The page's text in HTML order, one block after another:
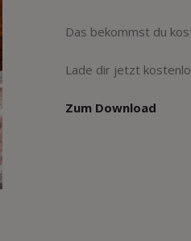
Das bekommst du
Lade dir jetzt
Zum Download